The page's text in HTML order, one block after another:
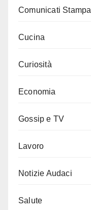
Comunicati Stampa
Cucina
Curiosità
Economia
Gossip e TV
Lavoro
Notizie Audaci
Salute